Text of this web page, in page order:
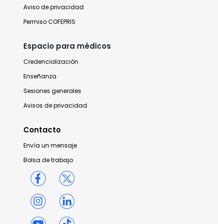
Aviso de privacidad
Permiso COFEPRIS
Espacio para médicos
Credencialización
Enseñanza
Sesiones generales
Avisos de privacidad
Contacto
Envía un mensaje
Bolsa de trabajo